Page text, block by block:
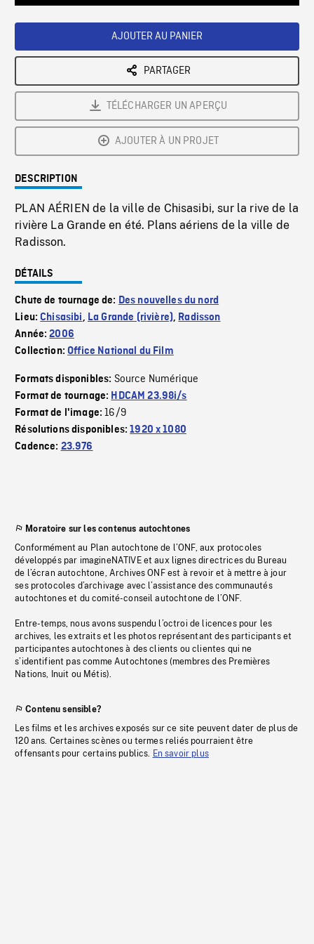
AJOUTER AU PANIER
PARTAGER
TÉLÉCHARGER UN APERÇU
AJOUTER À UN PROJET
DESCRIPTION
PLAN AÉRIEN de la ville de Chisasibi, sur la rive de la
rivière La Grande en été. Plans aériens de la ville de
Radisson.
DÉTAILS
Chute de tournage de: Des nouvelles du nord
Lieu:Chisasibi, La Grande (rivière), Radisson
Année:2006
Collection:Office National du Film
Formats disponibles: Source Numérique
Format de tournage: HDCAM 23.98i/s
Format de l'image:16/9
Résolutions disponibles:1920 x 1080
Cadence: 23.976
Moratoire sur les contenus autochtones
Conformément au Plan autochtone de l’ONF, aux protocoles
développés par imagineNATIVE et aux lignes directrices du Bureau
de l’écran autochtone, Archives ONF est à revoir et à mettre à jour
ses protocoles d’archivage avec l’assistance des communautés
autochtones et du comité-conseil autochtone de l’ONF.
Entre-temps, nous avons suspendu l’octroi de licences pour les
archives, les extraits et les photos représentant des participants et
participantes autochtones à des clients ou clientes qui ne
s’identifient pas comme Autochtones (membres des Premières
Nations, Inuit ou Métis).
Contenu sensible?
Les films et les archives exposés sur ce site peuvent dater de plus de
120 ans. Certaines scènes ou termes reliés pourraient être
offensants pour certains publics. En savoir plus